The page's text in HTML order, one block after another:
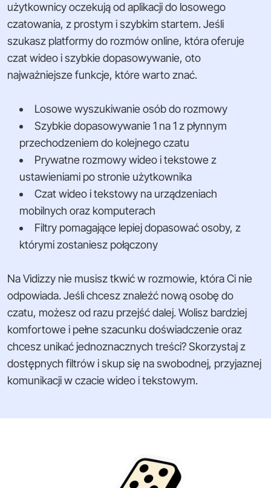
użytkownicy oczekują od aplikacji do losowego
czatowania, z prostym i szybkim startem. Jeśli
szukasz platformy do rozmów online, która oferuje
czat wideo i szybkie dopasowywanie, oto
najważniejsze funkcje, które warto znać.
Losowe wyszukiwanie osób do rozmowy
Szybkie dopasowywanie 1 na 1 z płynnym
przechodzeniem do kolejnego czatu
Prywatne rozmowy wideo i tekstowe z
ustawieniami po stronie użytkownika
Czat wideo i tekstowy na urządzeniach
mobilnych oraz komputerach
Filtry pomagające lepiej dopasować osoby, z
którymi zostaniesz połączony
Na Vidizzy nie musisz tkwić w rozmowie, która Ci nie
odpowiada. Jeśli chcesz znaleźć nową osobę do
czatu, możesz od razu przejść dalej. Wolisz bardziej
komfortowe i pełne szacunku doświadczenie oraz
chcesz unikać jednoznacznych treści? Skorzystaj z
dostępnych filtrów i skup się na swobodnej, przyjaznej
komunikacji w czacie wideo i tekstowym.